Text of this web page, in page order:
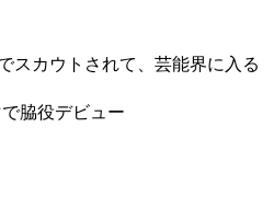
スカウトされて、芸能界に入る
脇役デビュー